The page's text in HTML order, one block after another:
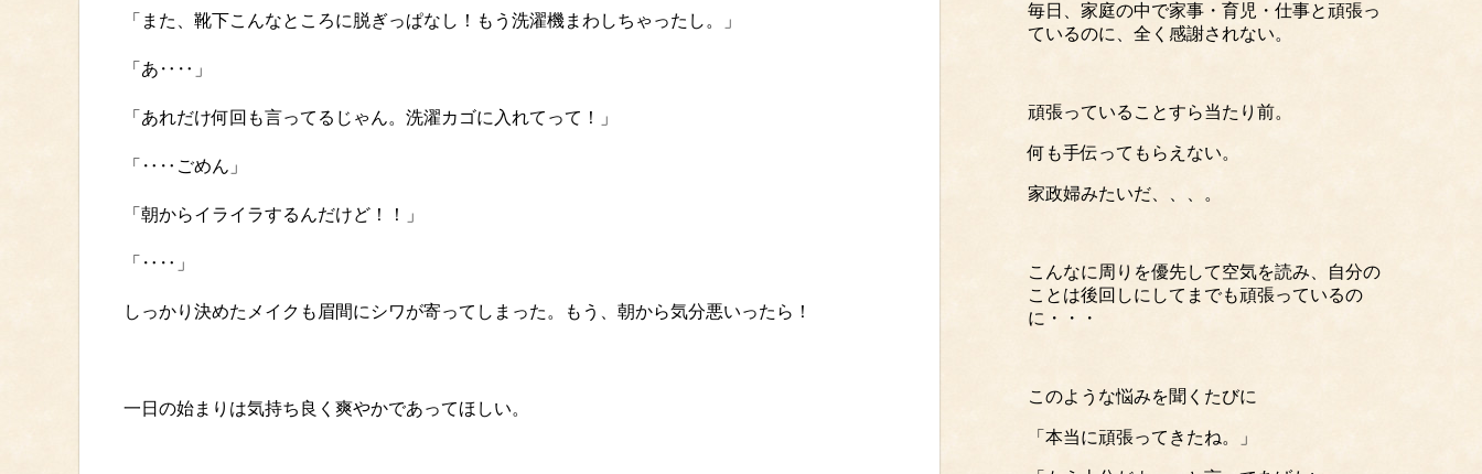
「また、靴下こんなところに脱ぎっぱなし！もう洗濯機まわしちゃったし。」
「あ‥‥」
「あれだけ何回も言ってるじゃん。洗濯カゴに入れてって！」
「‥‥ごめん」
「朝からイライラするんだけど！！」
「‥‥」
しっかり決めたメイクも眉間にシワが寄ってしまった。もう、朝から気分悪いったら！
一日の始まりは気持ち良く爽やかであってほしい。
毎日、家庭の中で家事・育児・仕事と頑張っ
ているのに、全く感謝されない。
頑張っていることすら当たり前。
何も手伝ってもらえない。
家政婦みたいだ、、、。
こんなに周りを優先して空気を読み、自分の
ことは後回しにしてまでも頑張っているの
に・・・
このような悩みを聞くたびに
「本当に頑張ってきたね。」